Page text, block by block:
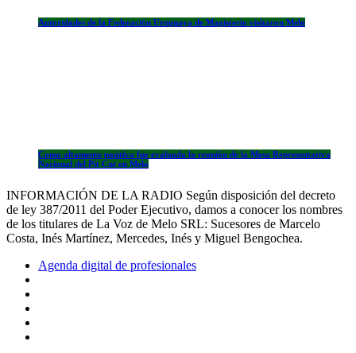
Autoridades de la Federación Uruguaya de Magisterio visitaron Melo
Como altamente positiva fue evaluada la reunión de la Mesa Representativa
Nacional del Pit Cnt en Melo
INFORMACIÓN DE LA RADIO Según disposición del decreto
de ley 387/2011 del Poder Ejecutivo, damos a conocer los nombres
de los titulares de La Voz de Melo SRL: Sucesores de Marcelo
Costa, Inés Martínez, Mercedes, Inés y Miguel Bengochea.
Agenda digital de profesionales